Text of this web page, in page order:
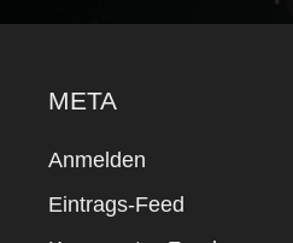
META
Anmelden
Eintrags-Feed